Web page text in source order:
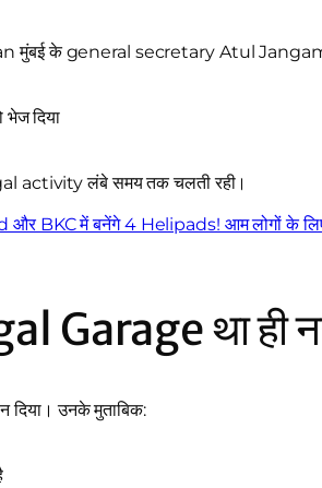
मुंबई के general secretary Atul Jangam
दिया
activity लंबे समय तक चलती रही।
BKC में बनेंगे 4 Helipads! आम लोगों के लिए
Garage था ही
उनके मुताबिक: